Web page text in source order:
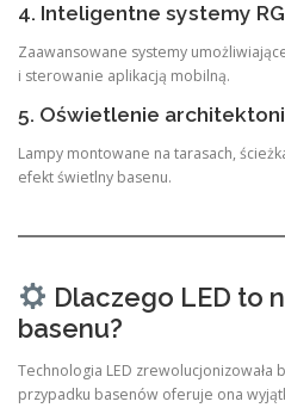
4. Inteligentne systemy
Zaawansowane systemy
i sterowanie aplikacją mobilną.
5. Oświetlenie
Lampy montowane na tarasach,
efekt świetlny basenu.
Dlaczego LED to
basenu?
Technologia LED zrewolucjonizowała
przypadku basenów oferuje ona